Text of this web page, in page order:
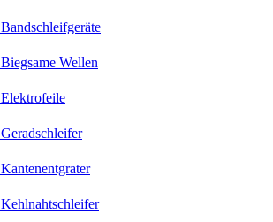
Bandschleifgeräte
Biegsame Wellen
Elektrofeile
Geradschleifer
Kantenentgrater
Kehlnahtschleifer